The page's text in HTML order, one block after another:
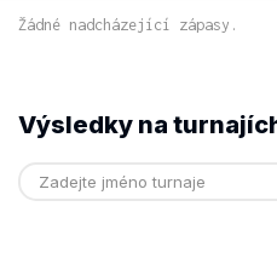
Žádné nadcházející zápasy.
Výsledky na